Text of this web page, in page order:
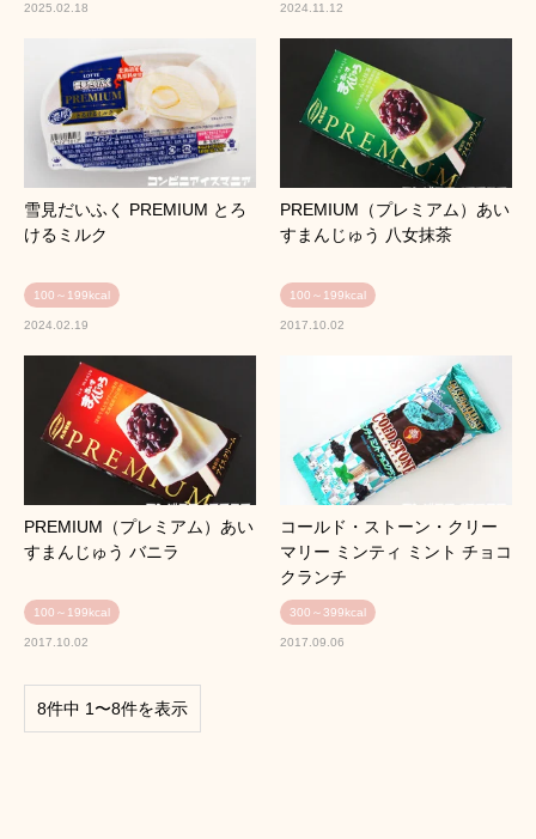
2025.02.18 2024.11.12
雪見だいふく PREMIUM とろ
けるミルク
100～199kcal
2024.02.19
PREMIUM（プレミアム）あい
すまんじゅう 八女抹茶
100～199kcal
2017.10.02
PREMIUM（プレミアム）あい
すまんじゅう バニラ
100～199kcal
2017.10.02
コールド・ストーン・クリー
マリー ミンティ ミント チョコ
クランチ
300～399kcal
2017.09.06
8件中 1〜8件を表示